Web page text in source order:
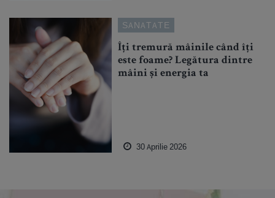
SANATATE
Îți tremură mâinile când îți
este foame? Legătura dintre
mâini și energia ta
30 Aprilie 2026